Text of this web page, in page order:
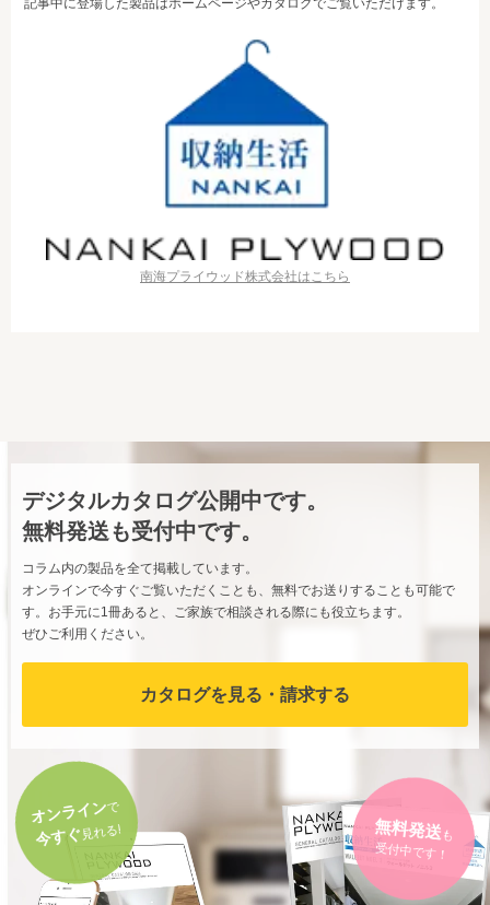
南海プライウッド株式会社はこちら
デジタルカタログ公開中です。
無料発送も受付中です。
コラム内の製品を全て掲載しています。
オンラインで今すぐご覧いただくことも、無料でお送りすることも可能で
す。お手元に1冊あると、ご家族で相談される際にも役立ちます。
ぜひご利用ください。
カタログを見る・請求する
オンラインで
今すぐ見れる! 無料発送 も
受付中です！